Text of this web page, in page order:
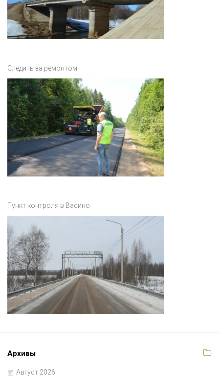
Следить за ремонтом
Пункт контроля в Васино
Архивы
Август 2026